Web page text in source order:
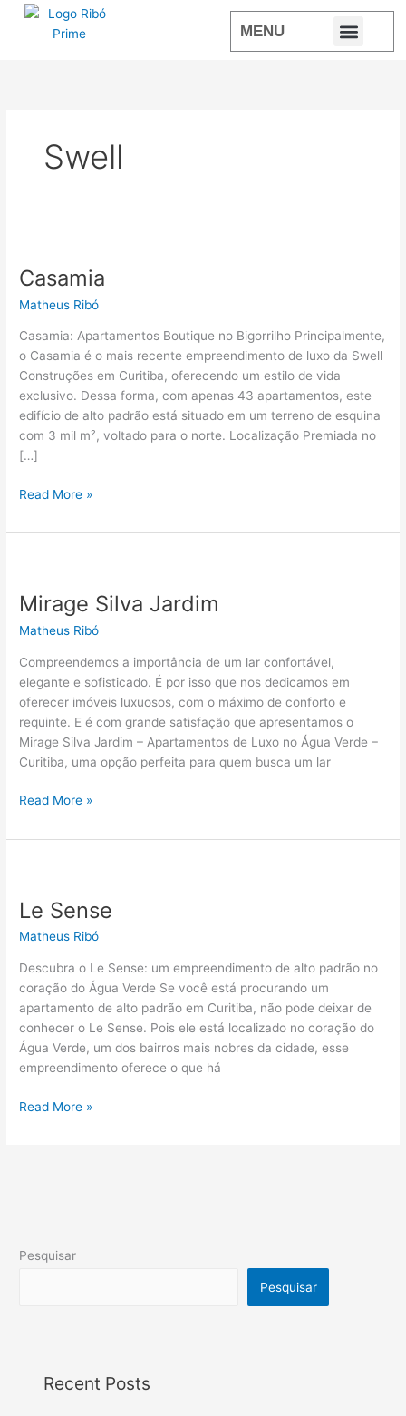
MENU
Swell
Casamia
Matheus Ribó
Casamia: Apartamentos Boutique no Bigorrilho Principalmente,
o Casamia é o mais recente empreendimento de luxo da Swell
Construções em Curitiba, oferecendo um estilo de vida
exclusivo. Dessa forma, com apenas 43 apartamentos, este
edifício de alto padrão está situado em um terreno de esquina
com 3 mil m², voltado para o norte. Localização Premiada no
[…]
Read More »
Mirage Silva Jardim
Matheus Ribó
Compreendemos a importância de um lar confortável,
elegante e sofisticado. É por isso que nos dedicamos em
oferecer imóveis luxuosos, com o máximo de conforto e
requinte. E é com grande satisfação que apresentamos o
Mirage Silva Jardim – Apartamentos de Luxo no Água Verde –
Curitiba, uma opção perfeita para quem busca um lar
Jardim
Read More »
Le Sense
Matheus Ribó
Descubra o Le Sense: um empreendimento de alto padrão no
coração do Água Verde Se você está procurando um
apartamento de alto padrão em Curitiba, não pode deixar de
conhecer o Le Sense. Pois ele está localizado no coração do
Água Verde, um dos bairros mais nobres da cidade, esse
empreendimento oferece o que há
Read More »
Pesquisar
Pesquisar
Recent Posts